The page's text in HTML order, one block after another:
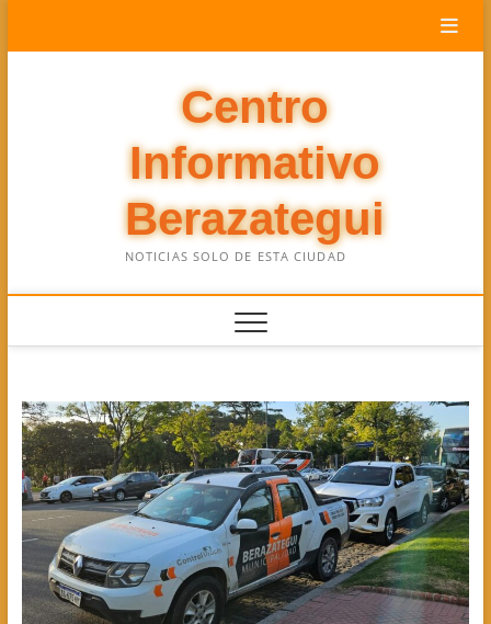
Centro
Informativo
Berazategui
NOTICIAS SOLO DE ESTA CIUDAD